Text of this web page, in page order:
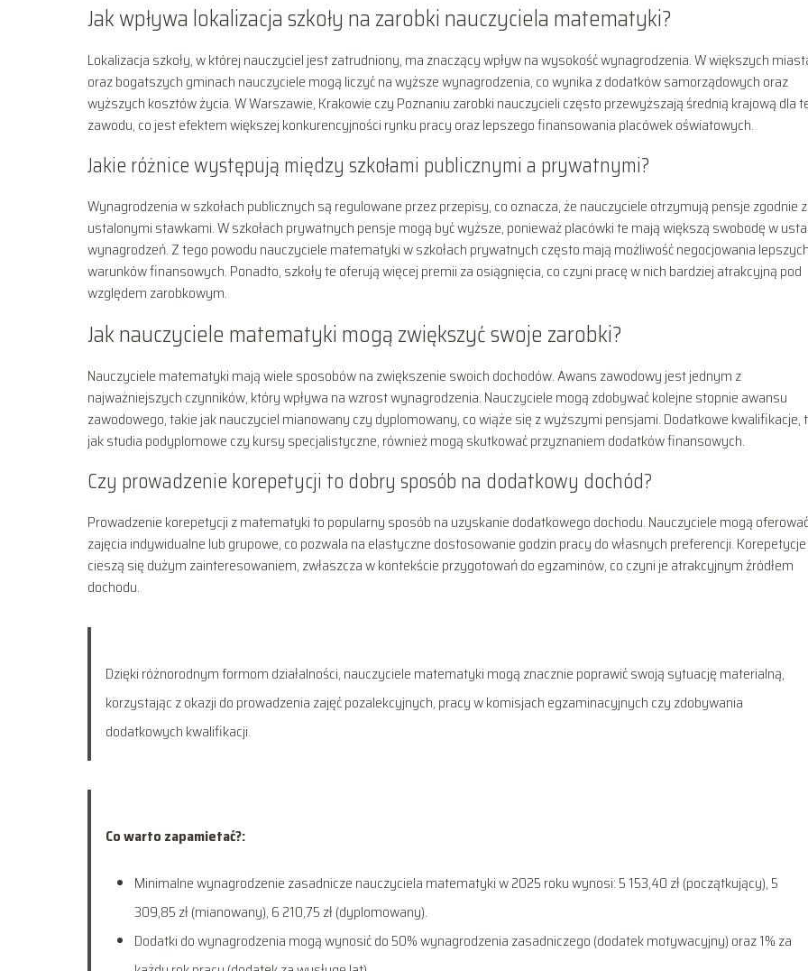
Jak wpływa lokalizacja szkoły na zarobki nauczyciela matematyki?
Lokalizacja szkoły, w której nauczyciel jest zatrudniony, ma znaczący wpływ na wysokość wynagrodzenia. W większych
oraz bogatszych gminach nauczyciele mogą liczyć na wyższe wynagrodzenia, co wynika z dodatków samorządowych oraz
wyższych kosztów życia. W Warszawie, Krakowie czy Poznaniu zarobki nauczycieli często przewyższają średnią krajową dla
zawodu, co jest efektem większej konkurencyjności rynku pracy oraz lepszego finansowania placówek oświatowych.
Jakie różnice występują między szkołami publicznymi a prywatnymi?
Wynagrodzenia w szkołach publicznych są regulowane przez przepisy, co oznacza, że nauczyciele otrzymują pensje zgodnie z
ustalonymi stawkami. W szkołach prywatnych pensje mogą być wyższe, ponieważ placówki te mają większą swobodę w
wynagrodzeń. Z tego powodu nauczyciele matematyki w szkołach prywatnych często mają możliwość negocjowania lepszych
warunków finansowych. Ponadto, szkoły te oferują więcej premii za osiągnięcia, co czyni pracę w nich bardziej atrakcyjną pod
względem zarobkowym.
Jak nauczyciele matematyki mogą zwiększyć swoje zarobki?
Nauczyciele matematyki mają wiele sposobów na zwiększenie swoich dochodów. Awans zawodowy jest jednym z
najważniejszych czynników, który wpływa na wzrost wynagrodzenia. Nauczyciele mogą zdobywać kolejne stopnie awansu
zawodowego, takie jak nauczyciel mianowany czy dyplomowany, co wiąże się z wyższymi pensjami. Dodatkowe kwalifikacje,
jak studia podyplomowe czy kursy specjalistyczne, również mogą skutkować przyznaniem dodatków finansowych.
Czy prowadzenie korepetycji to dobry sposób na dodatkowy dochód?
Prowadzenie korepetycji z matematyki to popularny sposób na uzyskanie dodatkowego dochodu. Nauczyciele mogą oferować
zajęcia indywidualne lub grupowe, co pozwala na elastyczne dostosowanie godzin pracy do własnych preferencji. Korepetycje
cieszą się dużym zainteresowaniem, zwłaszcza w kontekście przygotowań do egzaminów, co czyni je atrakcyjnym źródłem
dochodu.
Dzięki różnorodnym formom działalności, nauczyciele matematyki mogą znacznie poprawić swoją sytuację materialną,
korzystając z okazji do prowadzenia zajęć pozalekcyjnych, pracy w komisjach egzaminacyjnych czy zdobywania
dodatkowych kwalifikacji.
Co warto zapamietać?:
Minimalne wynagrodzenie zasadnicze nauczyciela matematyki w 2025 roku wynosi: 5 153,40 zł (początkujący), 5
309,85 zł (mianowany), 6 210,75 zł (dyplomowany).
Dodatki do wynagrodzenia mogą wynosić do 50% wynagrodzenia zasadniczego (dodatek motywacyjny) oraz 1% za